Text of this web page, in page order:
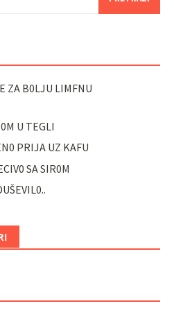
ZA B0LJU LIMFNU
U TEGLI
PRIJA UZ KAFU
SA SIR0M